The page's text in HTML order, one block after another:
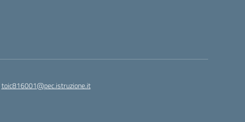
toic816001@pec.istruzione.it